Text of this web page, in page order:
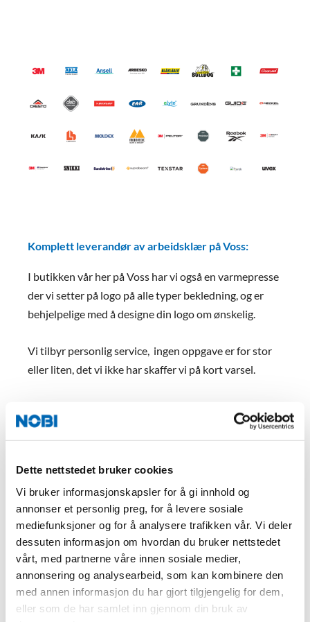
Dette nettstedet bruker cookies
Vi bruker informasjonskapsler for å gi innhold og
annonser et personlig preg, for å levere sosiale
mediefunksjoner og for å analysere trafikken vår. Vi deler
dessuten informasjon om hvordan du bruker nettstedet
vårt, med partnerne våre innen sosiale medier,
annonsering og analysearbeid, som kan kombinere den
med annen informasjon du har gjort tilgjengelig for dem,
eller som de har samlet inn gjennom din bruk av
Komplett leverandør av arbeidsklær på Voss:
I butikken vår her på Voss har vi også en varmepresse
der vi setter på logo på alle typer bekledning, og er
behjelpelige med å designe din logo om ønskelig.
Vi tilbyr personlig service, ingen oppgave er for stor
eller liten, det vi ikke har skaffer vi på kort varsel.
NOBI Voss – Brynali 153, 5705 Voss